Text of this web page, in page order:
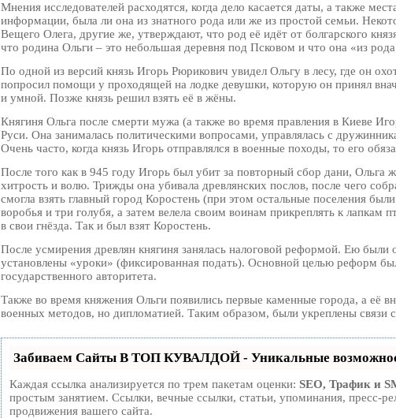
Мнения исследователей расходятся, когда дело касается даты, а также
информации, была ли она из знатного рода или же из простой семьи.
Вещего Олега, другие же, утверждают, что род её идёт от болгарского
что родина Ольги – это небольшая деревня под Псковом и что она «из
По одной из версий князь Игорь Рюрикович увидел Ольгу в лесу, где он
попросил помощи у проходящей на лодке девушки, которую он принял
и умной. Позже князь решил взять её в жёны.
Княгиня Ольга после смерти мужа (а также во время правления в Киеве
Руси. Она занималась политическими вопросами, управлялась с
Очень часто, когда князь Игорь отправлялся в военные походы, то его
После того как в 945 году Игорь был убит за повторный сбор дани, Ольга
хитрость и волю. Трижды она убивала древлянских послов, после чего
смогла взять главный город Коростень (при этом остальные поселения
воробья и три голубя, а затем велела своим воинам прикреплять к лапкам
в свои гнёзда. Так и был взят Коростень.
После усмирения древлян княгиня занялась налоговой реформой. Ею
установлены «уроки» (фиксированная подать). Основной целью реформ
государственного авторитета.
Также во время княжения Ольги появились первые каменные города, а её
военных методов, но дипломатией. Таким образом, были укреплены связи
Забиваем Сайты В ТОП КУВАЛДОЙ - Уникальные
Каждая ссылка анализируется по трем пакетам оценки: SEO, Трафик и
простым занятием. Ссылки, вечные ссылки, статьи, упоминания, пресс-
продвижения вашего сайта.